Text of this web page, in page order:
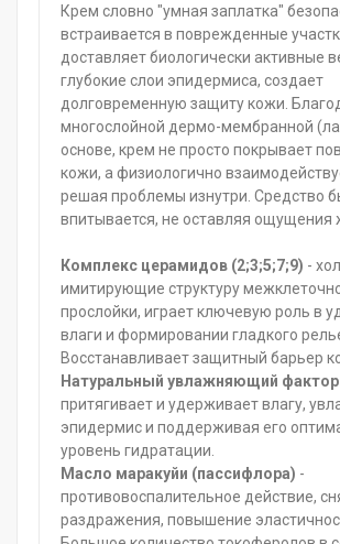
Крем словно "умная заплатка"
встраивается в поврежденные
доставляет биологически активные
глубокие слои эпидермиса, создает
долговременную защиту кожи.
многослойной дермо-мембранной
основе, крем не просто покрывает
кожи, а физиологично
решая проблемы изнутри. Средство
впитывается, не оставляя ощущения
Комплекс церамидов (2;3;5;7;9) -
имитирующие структуру
прослойки, играет ключевую роль в
влаги и формировании гладкого
Восстанавливает защитный барьер
Натуральный увлажняющий фактор
притягивает и удерживает влагу,
эпидермис и поддерживая его
уровень гидратации.
Масло маракуйи (пассифлора) -
противовоспалительное действие,
раздражения, повышение